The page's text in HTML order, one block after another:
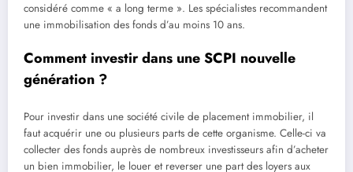
considéré comme « a long terme ». Les spécialistes recommandent
une immobilisation des fonds d’au moins 10 ans.
Comment investir dans une SCPI nouvelle
génération ?
Pour investir dans une société civile de placement immobilier, il
faut acquérir une ou plusieurs parts de cette organisme. Celle-ci va
collecter des fonds auprès de nombreux investisseurs afin d’acheter
un bien immobilier, le louer et reverser une part des loyers aux